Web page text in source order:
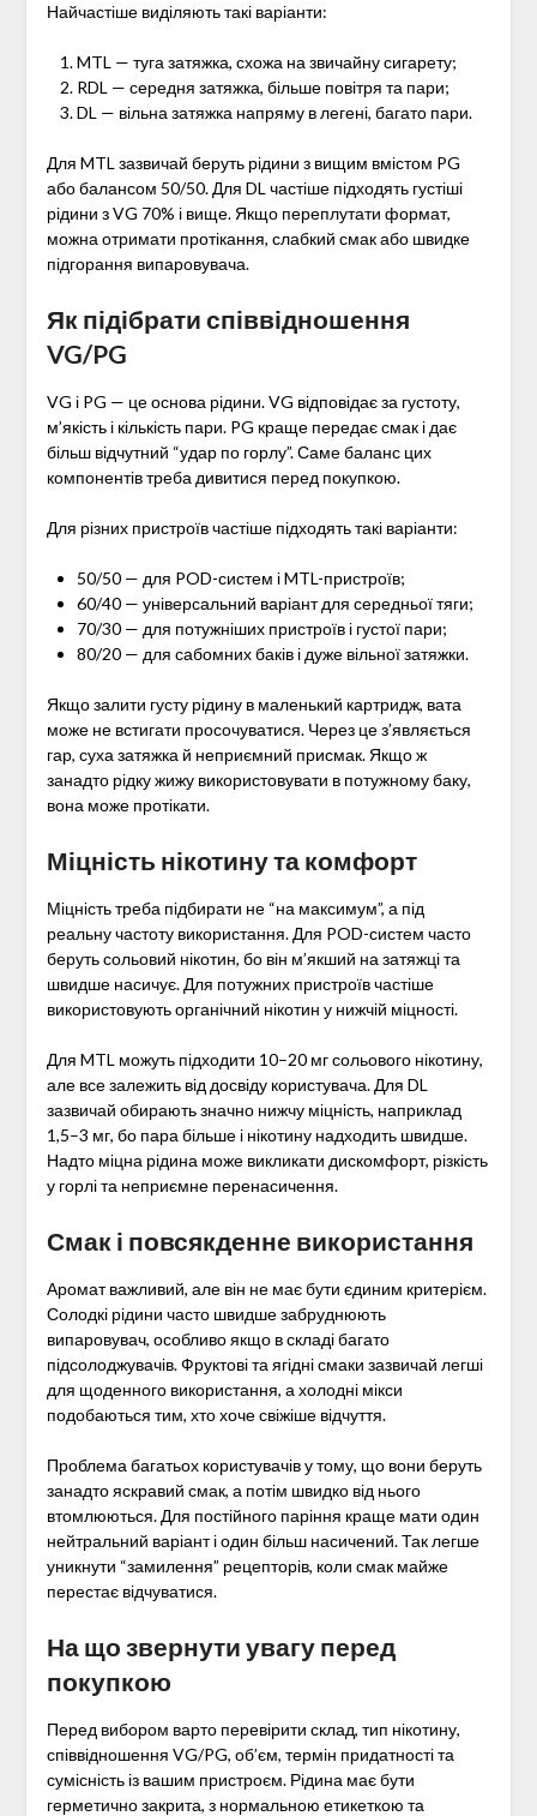
Найчастіше виділяють такі варіанти:
MTL — туга затяжка, схожа на звичайну сигарету;
RDL — середня затяжка, більше повітря та пари;
DL — вільна затяжка напряму в легені, багато пари.
Для MTL зазвичай беруть рідини з вищим вмістом PG
або балансом 50/50. Для DL частіше підходять густіші
рідини з VG 70% і вище. Якщо переплутати формат,
можна отримати протікання, слабкий смак або швидке
підгорання випаровувача.
Як підібрати співвідношення
VG/PG
VG і PG — це основа рідини. VG відповідає за густоту,
м’якість і кількість пари. PG краще передає смак і дає
більш відчутний “удар по горлу”. Саме баланс цих
компонентів треба дивитися перед покупкою.
Для різних пристроїв частіше підходять такі варіанти:
50/50 — для POD-систем і MTL-пристроїв;
60/40 — універсальний варіант для середньої тяги;
70/30 — для потужніших пристроїв і густої пари;
80/20 — для сабомних баків і дуже вільної затяжки.
Якщо залити густу рідину в маленький картридж, вата
може не встигати просочуватися. Через це з’являється
гар, суха затяжка й неприємний присмак. Якщо ж
занадто рідку жижу використовувати в потужному баку,
вона може протікати.
Міцність нікотину та комфорт
Міцність треба підбирати не “на максимум”, а під
реальну частоту використання. Для POD-систем часто
беруть сольовий нікотин, бо він м’якший на затяжці та
швидше насичує. Для потужних пристроїв частіше
використовують органічний нікотин у нижчій міцності.
Для MTL можуть підходити 10–20 мг сольового нікотину,
але все залежить від досвіду користувача. Для DL
зазвичай обирають значно нижчу міцність, наприклад
1,5–3 мг, бо пара більше і нікотину надходить швидше.
Надто міцна рідина може викликати дискомфорт, різкість
у горлі та неприємне перенасичення.
Смак і повсякденне використання
Аромат важливий, але він не має бути єдиним критерієм.
Солодкі рідини часто швидше забруднюють
випаровувач, особливо якщо в складі багато
підсолоджувачів. Фруктові та ягідні смаки зазвичай легші
для щоденного використання, а холодні мікси
подобаються тим, хто хоче свіжіше відчуття.
Проблема багатьох користувачів у тому, що вони беруть
занадто яскравий смак, а потім швидко від нього
втомлюються. Для постійного паріння краще мати один
нейтральний варіант і один більш насичений. Так легше
уникнути “замилення” рецепторів, коли смак майже
перестає відчуватися.
На що звернути увагу перед
покупкою
Перед вибором варто перевірити склад, тип нікотину,
співвідношення VG/PG, об’єм, термін придатності та
сумісність із вашим пристроєм. Рідина має бути
герметично закрита, з нормальною етикеткою та